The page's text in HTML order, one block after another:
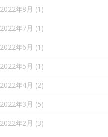
2022年8月 (1)
2022年7月 (1)
2022年6月 (1)
2022年5月 (1)
2022年4月 (2)
2022年3月 (5)
2022年2月 (3)